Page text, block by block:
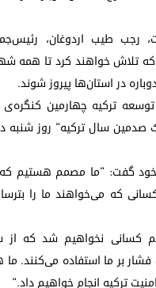
رجب طیب اردوغان،
تلاش خواهند کرد تا همه
در استان‌ها پیروز شوند.
ترکیه چهارمین کنگره‌ی
سال ترکیه" روز شنبه در
خود گفت: "ما مصمم هستیم
که می‌خواهند ما را
کسانی نخواهیم شد که از
فشار بر ما استفاده می‌کنند.
ترکیه انجام خواهیم داد."